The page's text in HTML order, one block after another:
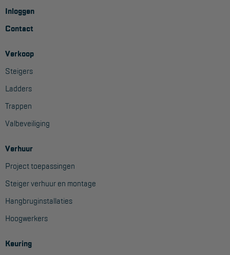
Inloggen
Contact
Verkoop
Steigers
Ladders
Trappen
Valbeveiliging
Verhuur
Project toepassingen
Steiger verhuur en montage
Hangbruginstallaties
Hoogwerkers
Keuring